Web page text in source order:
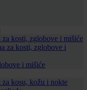
za kosti, zglobove i mišiće
za kosti, zglobove i
i mišiće
za kosu, kožu i nokte